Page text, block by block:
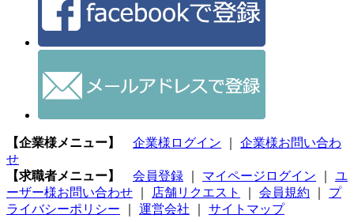
【企業様メニュー】 企業様ログイン
企業様お問い合わ
せ
【求職者メニュー】
会員登録 マイページログイン
ユ
ーザー様お問い合わせ
店舗リクエスト 会員規約
プ
ライバシーポリシー
運営会社 サイトマップ